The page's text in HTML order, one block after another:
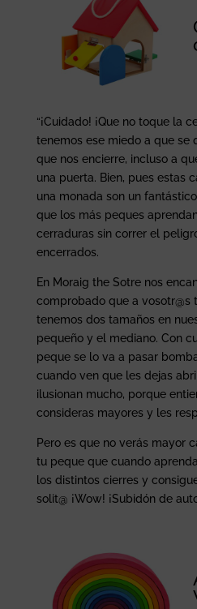
“¡Cuidado! ¡Que no toque la
tenemos ese miedo a que se
que nos encierre, incluso a
una puerta. Bien, pues estas
una monada son un
que los más peques
cerraduras sin correr el
encerrados.
En Moraig the Sotre nos
comprobado que a vosotr@s
tenemos dos tamaños en
pequeño y el mediano. Con
peque se lo va a pasar
cuando ven que les dejas
ilusionan mucho, porque
consideras mayores y les
Pero es que no verás mayor
tu peque que cuando
los distintos cierres y
solit@ ¡Wow! ¡Subidón de